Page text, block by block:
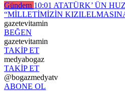
Gündem 10:01 ATATÜRK’ ÜN
“MİLLETİMİZİN
gazetevitamin
BEĞEN
gazetevitamin
TAKİP ET
medyabogaz
TAKİP ET
@bogazmedyatv
ABONE OL